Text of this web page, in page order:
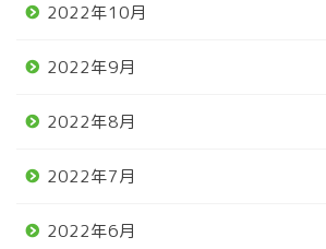
2022年10月
2022年9月
2022年8月
2022年7月
2022年6月